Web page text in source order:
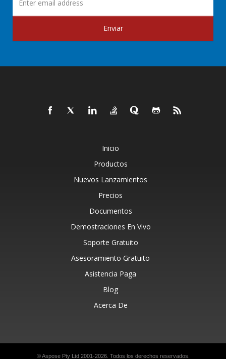
Enviar
Inicio
Productos
Nuevos Lanzamientos
Precios
Documentos
Demostraciones En Vivo
Soporte Gratuito
Asesoramiento Gratuito
Asistencia Paga
Blog
Acerca De
© Aspose Pty Ltd 2001-2026. Todos los derechos reservados.